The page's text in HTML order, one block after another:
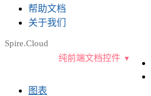
帮助文档
关于我们
Spire.Cloud
纯前端文档控件
图表